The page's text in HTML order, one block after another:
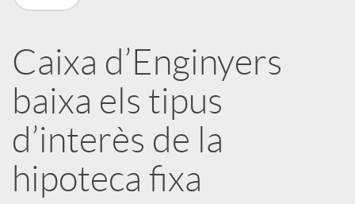
a
r
x
e
Caixa d’Enginyers
baixa els tipus
d’interès de la
hipoteca fixa